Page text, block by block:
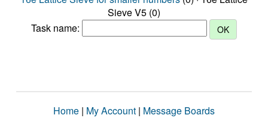
Sieve V5 (0)
Task name:
Home | My Account | Message Boards